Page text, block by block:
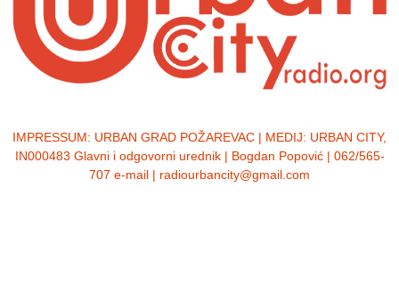
IMPRESSUM: URBAN GRAD POŽAREVAC | MEDIJ: URBAN CITY,
IN000483 Glavni i odgovorni urednik | Bogdan Popović | 062/565-
707 e-mail | radiourbancity@gmail.com